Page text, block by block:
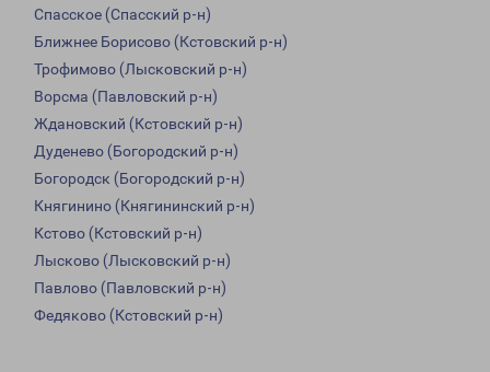
Спасское (Спасский р-н)
Ближнее Борисово (Кстовский р-н)
Трофимово (Лысковский р-н)
Ворсма (Павловский р-н)
Ждановский (Кстовский р-н)
Дуденево (Богородский р-н)
Богородск (Богородский р-н)
Княгинино (Княгининский р-н)
Кстово (Кстовский р-н)
Лысково (Лысковский р-н)
Павлово (Павловский р-н)
Федяково (Кстовский р-н)